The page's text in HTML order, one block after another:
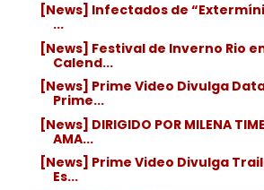
[News] Infectados de
...
[News] Festival de Inverno Rio
Calend...
[News] Prime Video Divulga
Prime...
[News] DIRIGIDO POR MILENA
AMA...
[News] Prime Video Divulga
Es...